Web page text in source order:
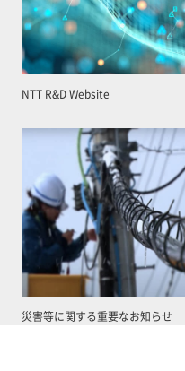
NTT R&D Website
災害等に関する重要なお知らせ